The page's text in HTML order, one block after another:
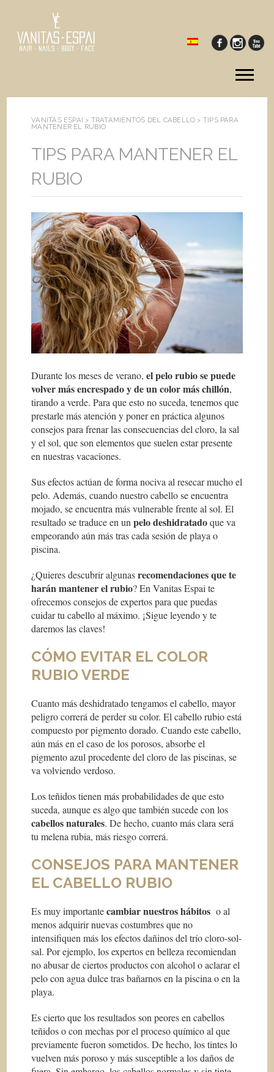
VANITAS ESPAI > TRATAMIENTOS DEL CABELLO > TIPS PARA
MANTENER EL RUBIO
TIPS PARA MANTENER EL
RUBIO
Durante los meses de verano,el pelo rubio se puede
volver más encrespado y de un color más chillón,
tirando a verde. Para que esto no suceda, tenemos que
prestarle más atención y poner en práctica algunos
consejos para frenar las consecuencias del cloro, la sal
y el sol, que son elementos que suelen estar presente
en nuestras vacaciones.
Sus efectos actúan de forma nociva al resecar mucho el
pelo. Además, cuando nuestro cabello se encuentra
mojado, se encuentra más vulnerable frente al sol. El
resultado se traduce en unpelo deshidratadoque va
empeorando aún más tras cada sesión de playa o
piscina.
¿Quieres descubrir algunasrecomendaciones que te
haránmantener el rubio? En Vanitas Espai te
ofrecemos consejos de expertos para que puedas
cuidar tu cabello al máximo. ¡Sigue leyendo y te
daremos las claves!
CÓMO EVITAR EL COLOR
RUBIO VERDE
Cuanto más deshidratado tengamos el cabello, mayor
peligro correrá de perder su color. El cabello rubio está
compuesto por pigmento dorado. Cuando este cabello,
aún más en el caso de los porosos, absorbe el
pigmento azul procedente del cloro de las piscinas, se
va volviendo verdoso.
Los teñidos tienen más probabilidades de que esto
suceda, aunque es algo que también sucede con los
cabellos naturales. De hecho, cuanto más clara será
tu melena rubia, más riesgo correrá.
CONSEJOS PARA MANTENER
EL CABELLO RUBIO
Es muy importantecambiar nuestros hábitos o al
menos adquirir nuevas costumbres que no
intensifiquen más los efectos dañinos del trío cloro-sol-
sal. Por ejemplo, los expertos en belleza recomiendan
no abusar de ciertos productos con alcohol o aclarar el
pelo con agua dulce tras bañarnos en la piscina o en la
playa.
Es cierto que los resultados son peores en cabellos
teñidos o con mechas por el proceso químico al que
previamente fueron sometidos. De hecho, los tintes lo
vuelven más poroso y más susceptible a los daños de